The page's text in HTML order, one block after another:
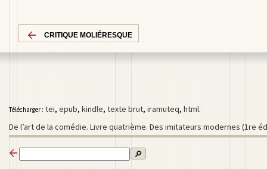
CRITIQUE MOLIÉRESQUE
Télécharger : tei, epub, kindle, texte brut, iramuteq, html.
De l’art de la comédie. Livre quatrième. Des imitateurs modernes (1re
🔎